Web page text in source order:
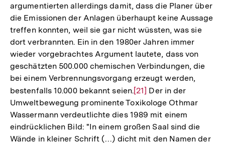
argumentierten allerdings damit, dass die Planer über
die Emissionen der Anlagen überhaupt keine Aussage
treffen konnten, weil sie gar nicht wüssten, was sie
dort verbrannten. Ein in den 1980er Jahren immer
wieder vorgebrachtes Argument lautete, dass von
geschätzten 500.000 chemischen Verbindungen, die
bei einem Verbrennungsvorgang erzeugt werden,
bestenfalls 10.000 bekannt seien.Zur
Auflösung
der
Fußnote
[21] Der in der
Umweltbewegung prominente Toxikologe Othmar
Wassermann verdeutlichte dies 1989 mit einem
eindrücklichen Bild: "In einem großen Saal sind die
Wände in kleiner Schrift (…) dicht mit den Namen der